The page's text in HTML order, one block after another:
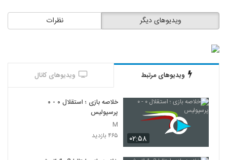
نظرات ویدیوهای دیگر
ویدیوهای مرتبط ویدیوهای کانال
۰۲:۵۸
خلاصه بازی ؛ استقلال ۰ - ۰
پرسپولیس
M
۴۶۵ بازدید